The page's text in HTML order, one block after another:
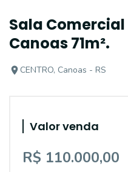
Sala
Canoas 71m².
CENTRO, Canoas - RS
Valor venda
R$ 110.000,00